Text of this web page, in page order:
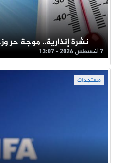
نشرة إنذارية.. موجة حر
7 أغسطس 2026 - 13:07
مستجدات